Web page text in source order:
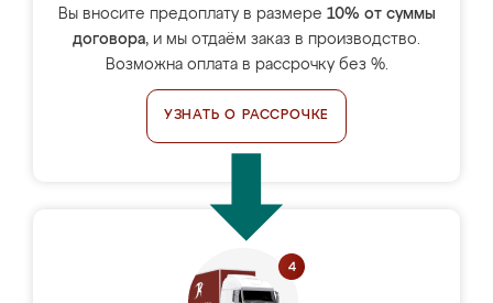
Вы вносите предоплату в размере 10% от суммы
договора, и мы отдаём заказ в производство.
Возможна оплата в рассрочку без %.
УЗНАТЬ О РАССРОЧКЕ